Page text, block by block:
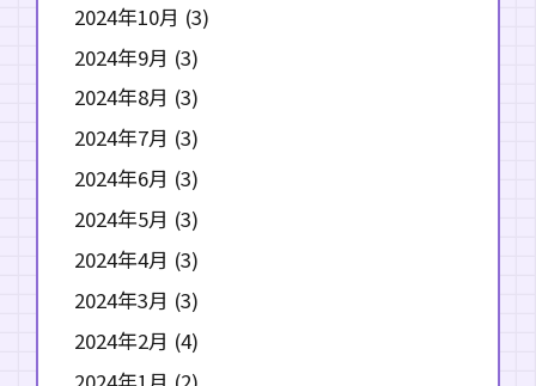
2024年10月 (3)
2024年9月 (3)
2024年8月 (3)
2024年7月 (3)
2024年6月 (3)
2024年5月 (3)
2024年4月 (3)
2024年3月 (3)
2024年2月 (4)